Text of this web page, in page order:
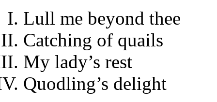
Lull me beyond thee
Catching of quails
My lady’s rest
Quodling’s delight